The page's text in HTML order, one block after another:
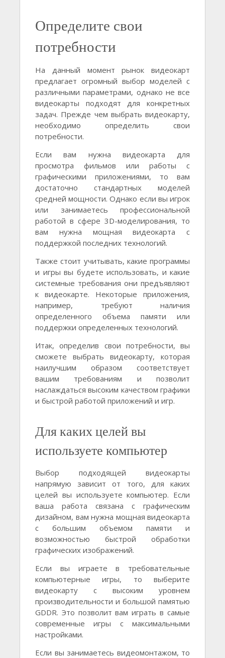
Определите свои
потребности
На данный момент рынок видеокарт
предлагает огромный выбор моделей с
различными параметрами, однако не все
видеокарты подходят для конкретных
задач. Прежде чем выбрать видеокарту,
необходимо определить свои
потребности.
Если вам нужна видеокарта для
просмотра фильмов или работы с
графическими приложениями, то вам
достаточно стандартных моделей
средней мощности. Однако если вы игрок
или занимаетесь профессиональной
работой в сфере 3D-моделирования, то
вам нужна мощная видеокарта с
поддержкой последних технологий.
Также стоит учитывать, какие программы
и игры вы будете использовать, и какие
системные требования они предъявляют
к видеокарте. Некоторые приложения,
например, требуют наличия
определенного объема памяти или
поддержки определенных технологий.
Итак, определив свои потребности, вы
сможете выбрать видеокарту, которая
наилучшим образом соответствует
вашим требованиям и позволит
наслаждаться высоким качеством графики
и быстрой работой приложений и игр.
Для каких целей вы
используете компьютер
Выбор подходящей видеокарты
напрямую зависит от того, для каких
целей вы используете компьютер. Если
ваша работа связана с графическим
дизайном, вам нужна мощная видеокарта
с большим объемом памяти и
возможностью быстрой обработки
графических изображений.
Если вы играете в требовательные
компьютерные игры, то выберите
видеокарту с высоким уровнем
производительности и большой памятью
GDDR. Это позволит вам играть в самые
современные игры с максимальными
настройками.
Если вы занимаетесь видеомонтажом, то